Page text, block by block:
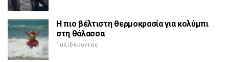
Η πιο βέλτιστη θερμοκρασία για κολύμπι
στη θάλασσα
Ταξιδεύοντας